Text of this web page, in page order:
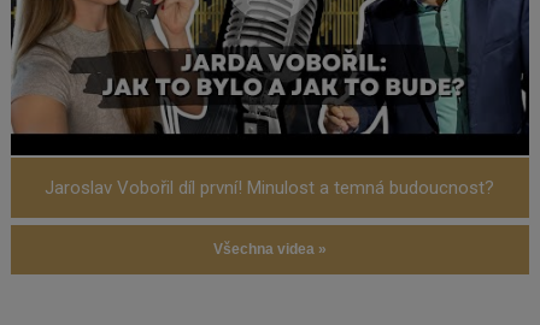
Jaroslav Vobořil díl první! Minulost a temná budoucnost?
Všechna videa »